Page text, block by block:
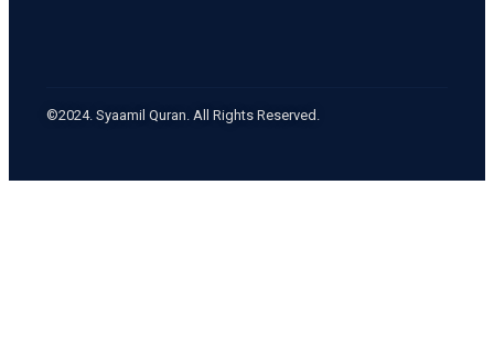
©2024. Syaamil Quran. All Rights Reserved.